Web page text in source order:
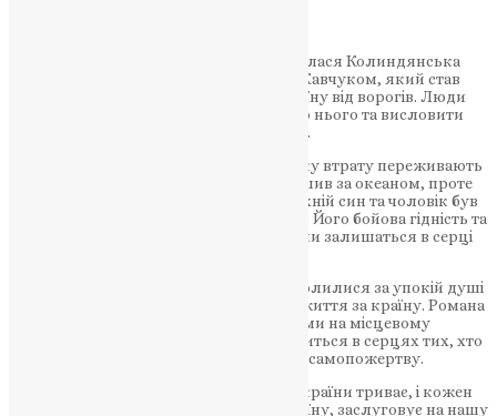
Слізьми вдячності та гордості наповнилася Колиндянська
громада під час прощання з Романом Кавчуком, який став
героєм України, захищаючи свою Україну від ворогів. Люди
зібралися, щоб вшанувати пам’ять про нього та висловити
глибоку повагу його військовій службі.
Розриває серце думка про те, яку важку втрату переживають
рідні та близькі Романа, яких він залишив за океаном, проте
вони можуть бути пишатися тим, що їхній син та чоловік був
таким мужнім та відданим своїй країні. Його бойова гідність та
самопожертва нарівні з іншими героями залишаться в серці
При прощанні, священнослужителі молилися за упокій душі
Романа та всіх воїнів, які віддали своє життя за країну. Романа
поховали з усіма військовими почестями на місцевому
цвинтарі, а його пам’ять навіки залишиться в серцях тих, хто
пам’ятатиме його військову службу та самопожертву.
Боротьба за незалежність та свободу України триває, і кожен
воїн, який віддає своє життя за цю країну, заслуговує на нашу